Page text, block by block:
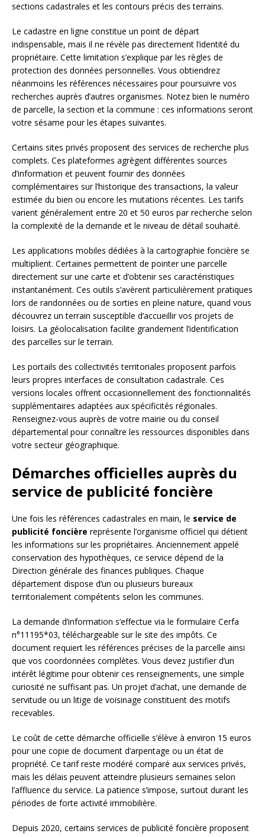
sections cadastrales et les contours précis des terrains.
Le cadastre en ligne constitue un point de départ
indispensable, mais il ne révèle pas directement l’identité du
propriétaire. Cette limitation s’explique par les règles de
protection des données personnelles. Vous obtiendrez
néanmoins les références nécessaires pour poursuivre vos
recherches auprès d’autres organismes. Notez bien le numéro
de parcelle, la section et la commune : ces informations seront
votre sésame pour les étapes suivantes.
Certains sites privés proposent des services de recherche plus
complets. Ces plateformes agrègent différentes sources
d’information et peuvent fournir des données
complémentaires sur l’historique des transactions, la valeur
estimée du bien ou encore les mutations récentes. Les tarifs
varient généralement entre 20 et 50 euros par recherche selon
la complexité de la demande et le niveau de détail souhaité.
Les applications mobiles dédiées à la cartographie foncière se
multiplient. Certaines permettent de pointer une parcelle
directement sur une carte et d’obtenir ses caractéristiques
instantanément. Ces outils s’avèrent particulièrement pratiques
lors de randonnées ou de sorties en pleine nature, quand vous
découvrez un terrain susceptible d’accueillir vos projets de
loisirs. La géolocalisation facilite grandement l’identification
des parcelles sur le terrain.
Les portails des collectivités territoriales proposent parfois
leurs propres interfaces de consultation cadastrale. Ces
versions locales offrent occasionnellement des fonctionnalités
supplémentaires adaptées aux spécificités régionales.
Renseignez-vous auprès de votre mairie ou du conseil
départemental pour connaître les ressources disponibles dans
votre secteur géographique.
Démarches officielles auprès du
service de publicité foncière
Une fois les références cadastrales en main, le service de
publicité foncière représente l’organisme officiel qui détient
les informations sur les propriétaires. Anciennement appelé
conservation des hypothèques, ce service dépend de la
Direction générale des finances publiques. Chaque
département dispose d’un ou plusieurs bureaux
territorialement compétents selon les communes.
La demande d’information s’effectue via le formulaire Cerfa
n°11195*03, téléchargeable sur le site des impôts. Ce
document requiert les références précises de la parcelle ainsi
que vos coordonnées complètes. Vous devez justifier d’un
intérêt légitime pour obtenir ces renseignements, une simple
curiosité ne suffisant pas. Un projet d’achat, une demande de
servitude ou un litige de voisinage constituent des motifs
recevables.
Le coût de cette démarche officielle s’élève à environ 15 euros
pour une copie de document d’arpentage ou un état de
propriété. Ce tarif reste modéré comparé aux services privés,
mais les délais peuvent atteindre plusieurs semaines selon
l’affluence du service. La patience s’impose, surtout durant les
périodes de forte activité immobilière.
Depuis 2020, certains services de publicité foncière proposent